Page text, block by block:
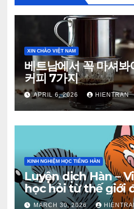
XIN CHÀO VIỆT NAM
베트남에서 꼭 마셔봐
커피 7가지
APRIL 6, 2026 HIENTRAN
KINH NGHIỆM HỌC TIẾNG HÀN
Luyện dịch Hàn –
học hỏi từ thế giới
(Phần 2)
MARCH 30, 2026